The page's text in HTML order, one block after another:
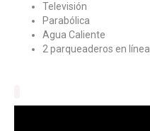
Televisión
Parabólica
Agua Caliente
2 parqueaderos en línea